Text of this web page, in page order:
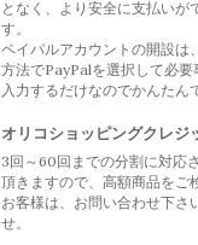
となく、より安全に支払いが
す。
ペイパルアカウントの開設は
方法でPayPalを選択して必要
入力するだけなのでかんたん
オリコショッピングクレジ
3回～60回までの分割に対応
頂きますので、高額商品をご
お客様は、お問い合わせ下さ
せ。